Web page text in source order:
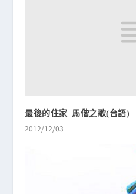
最後的住家–馬偕之歌(台語)
2012/12/03